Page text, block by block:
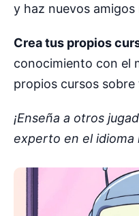
y haz nuevos
Crea tus propios
conocimiento con el
propios cursos
¡Enseña a otros
experto en el idioma